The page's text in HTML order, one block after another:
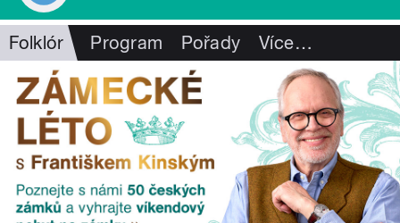
Folklór Program Pořady Více…